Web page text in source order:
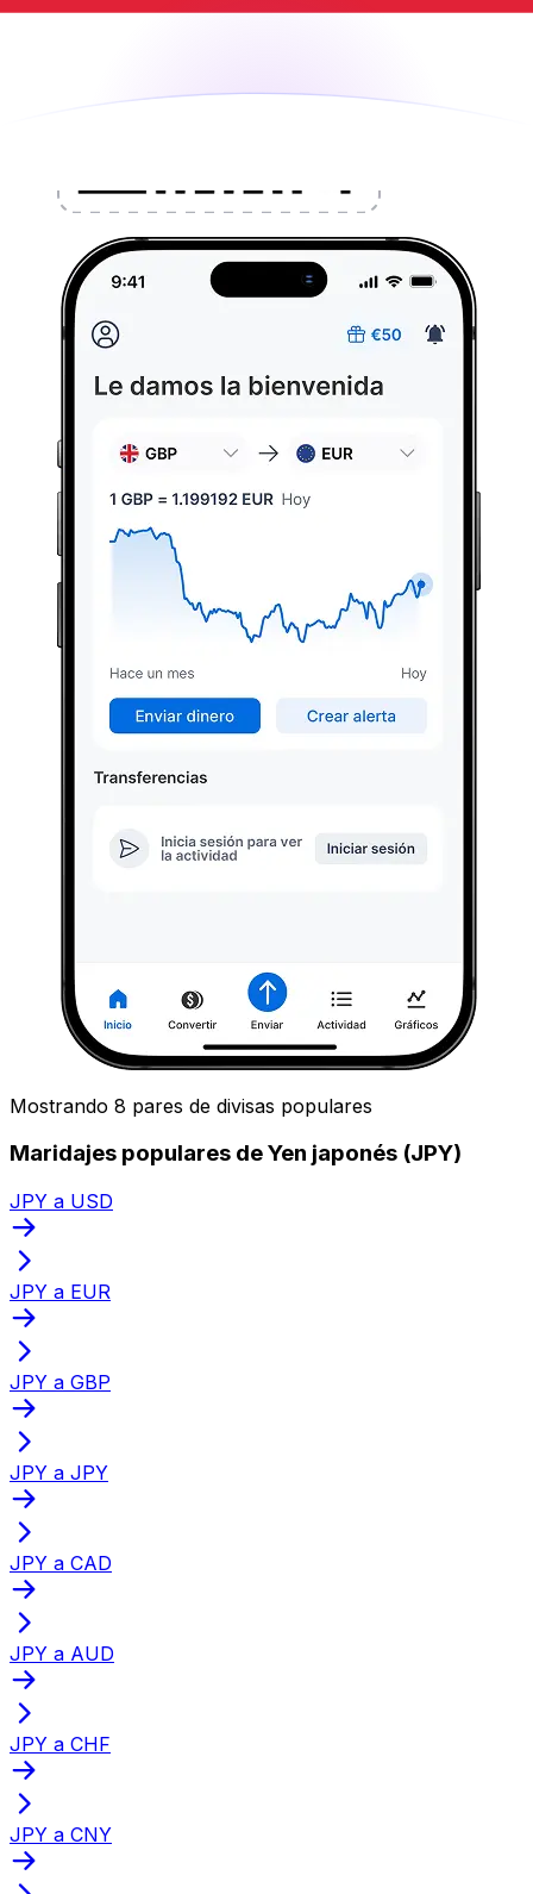
Mostrando 8 pares de divisas populares
Maridajes populares de Yen japonés (JPY)
JPY a USD
JPY a EUR
JPY a GBP
JPY a JPY
JPY a CAD
JPY a AUD
JPY a CHF
JPY a CNY